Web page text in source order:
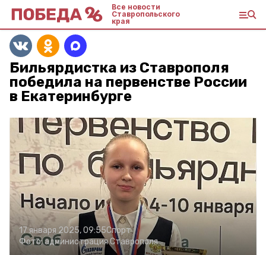
Все новости
Ставропольского
края
Бильярдистка из Ставрополя
победила на первенстве России
в Екатеринбурге
17 января 2025, 09:55Спорт
Фото:администрация Ставрополя